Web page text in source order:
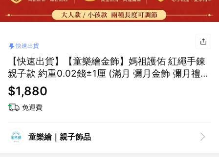
快速出貨
【快速出貨】【童樂繪金飾】媽祖護佑 紅繩手鍊
親子款 約重0.02錢±1厘 (滿月 彌月金飾 彌月禮
黃金999)
$1,880
免運費
童樂繪｜親子飾品